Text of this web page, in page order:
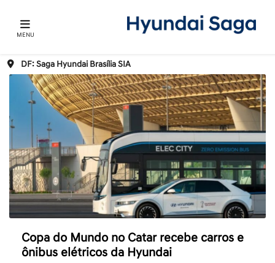
MENU
DF: Saga Hyundai Brasília SIA
Copa do Mundo no Catar recebe carros e
ônibus elétricos da Hyundai